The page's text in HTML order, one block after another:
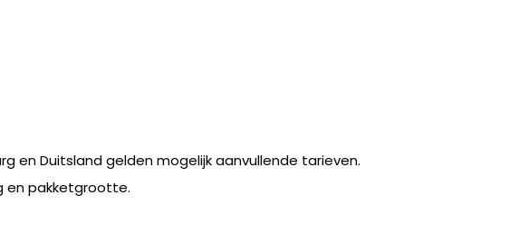
en Duitsland gelden mogelijk aanvullende tarieven.
en pakketgrootte.